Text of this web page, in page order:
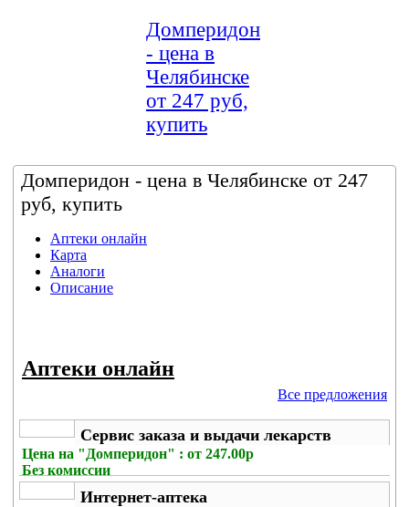
Домперидон
- цена в
Челябинске
от 247 руб,
купить
Домперидон - цена в Челябинске от 247
руб, купить
Аптеки онлайн
Карта
Аналоги
Описание
Аптеки онлайн
Все предложения
Сервис заказа и выдачи лекарств
Цена на "Домперидон" : от 247.00р
Без комиссии
Интернет-аптека